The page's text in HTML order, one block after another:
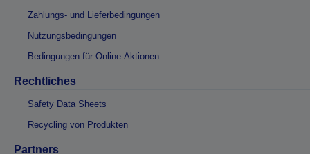
Zahlungs- und Lieferbedingungen
Nutzungsbedingungen
Bedingungen für Online-Aktionen
Rechtliches
Safety Data Sheets
Recycling von Produkten
Partners